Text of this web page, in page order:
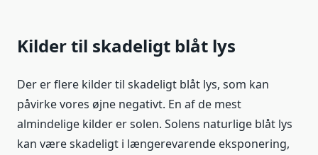
Kilder til skadeligt blåt lys
Der er flere kilder til skadeligt blåt lys, som kan
påvirke vores øjne negativt. En af de mest
almindelige kilder er solen. Solens naturlige blåt lys
kan være skadeligt i længerevarende eksponering,